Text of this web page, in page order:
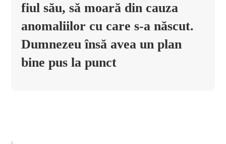
fiul său, să moară din cauza
anomaliilor cu care s-a născut.
Dumnezeu însă avea un plan
bine pus la punct